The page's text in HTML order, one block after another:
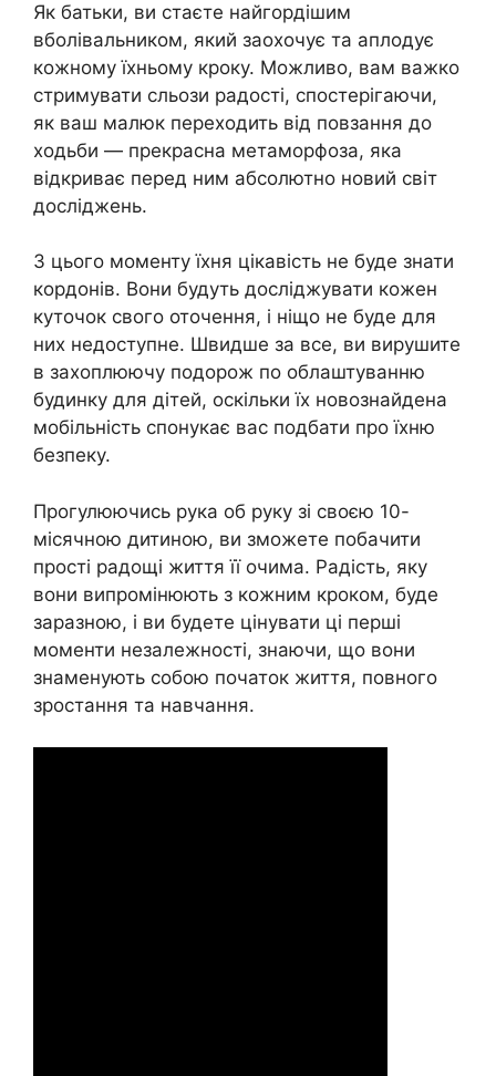
Як батьки, ви стаєте найгордішим
вболівальником, який заохочує та аплодує
кожному їхньому кроку. Можливо, вам важко
стримувати сльози радості, спостерігаючи,
як ваш малюк переходить від повзання до
ходьби — прекрасна метаморфоза, яка
відкриває перед ним абсолютно новий світ
досліджень.
З цього моменту їхня цікавість не буде знати
кордонів. Вони будуть досліджувати кожен
куточок свого оточення, і ніщо не буде для
них недоступне. Швидше за все, ви вирушите
в захоплюючу подорож по облаштуванню
будинку для дітей, оскільки їх новознайдена
мобільність спонукає вас подбати про їхню
безпеку.
Прогулюючись рука об руку зі своєю 10-
місячною дитиною, ви зможете побачити
прості радощі життя її очима. Радість, яку
вони випромінюють з кожним кроком, буде
заразною, і ви будете цінувати ці перші
моменти незалежності, знаючи, що вони
знаменують собою початок життя, повного
зростання та навчання.